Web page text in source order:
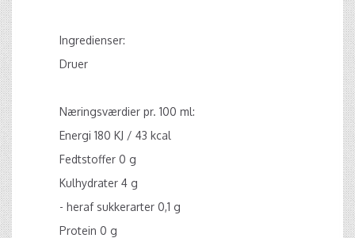
Ingredienser:
Druer
Næringsværdier pr. 100 ml:
Energi 180 KJ / 43 kcal
Fedtstoffer 0 g
Kulhydrater 4 g
- heraf sukkerarter 0,1 g
Protein 0 g